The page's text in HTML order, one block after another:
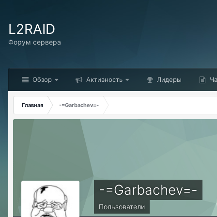
L2RAID
Форум сервера
Обзор Активность Лидеры
Главная -=Garbachev=-
-=Garbachev=-
Пользователи